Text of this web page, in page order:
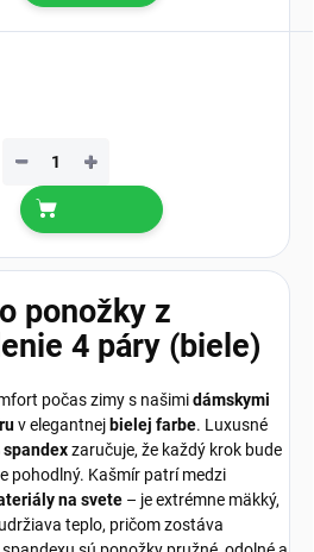
+
−
ponožky z
4 páry (biele)
počas zimy s našimidámskymi
v elegantnej bielej farbe. Luxusné
spandexzaručuje, že každý krok bude
pohodlný. Kašmír patrí medzi
na svete – je extrémne mäkký,
teplo, pričom zostáva